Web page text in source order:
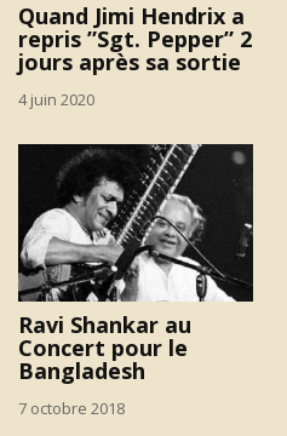
Quand Jimi Hendrix a
repris ”Sgt. Pepper” 2
jours après sa sortie
4 juin 2020
Ravi Shankar au
Concert pour le
Bangladesh
7 octobre 2018